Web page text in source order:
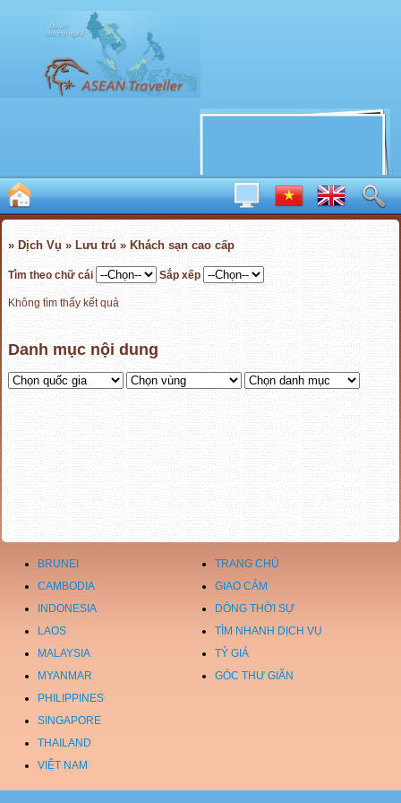
» Dịch Vụ » Lưu trú » Khách sạn cao cấp
Tìm theo chữ cái Sắp xếp
Không tìm thấy kết quả
Danh mục nội dung
BRUNEI
TRANG CHỦ
CAMBODIA
GIAO CẢM
INDONESIA
DÒNG THỜI SỰ
LAOS
TÌM NHANH DỊCH VỤ
MALAYSIA
TỶ GIÁ
MYANMAR
GÓC THƯ GIÃN
PHILIPPINES
SINGAPORE
THAILAND
VIỆT NAM